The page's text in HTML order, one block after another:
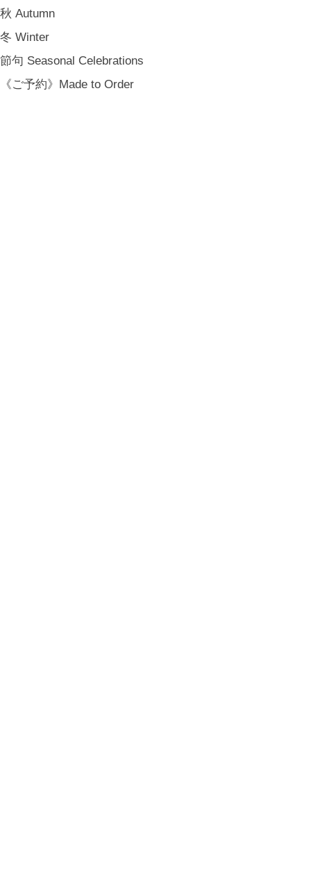
秋 Autumn
冬 Winter
節句 Seasonal Celebrations
《ご予約》Made to Order
会員規約